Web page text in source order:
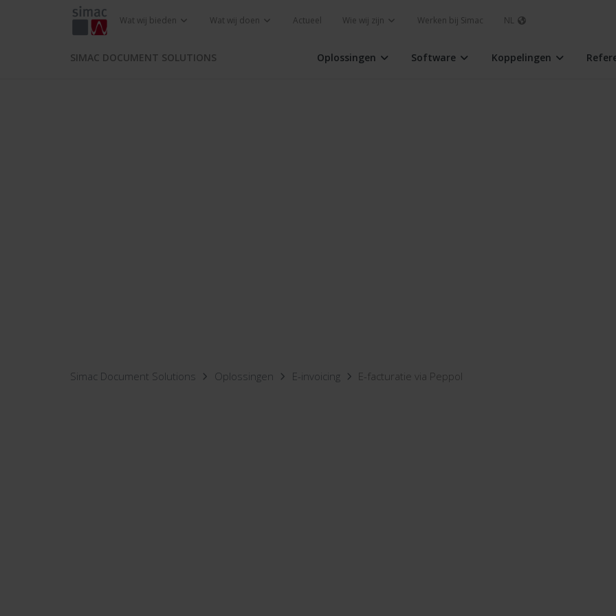
Wat wij bieden Wat wij doen Actueel Wie wij zijn Werken bij Simac NL
SIMAC DOCUMENT SOLUTIONS Oplossingen Software Koppelingen
Simac Document Solutions Oplossingen E-invoicing E-facturatie via Peppol